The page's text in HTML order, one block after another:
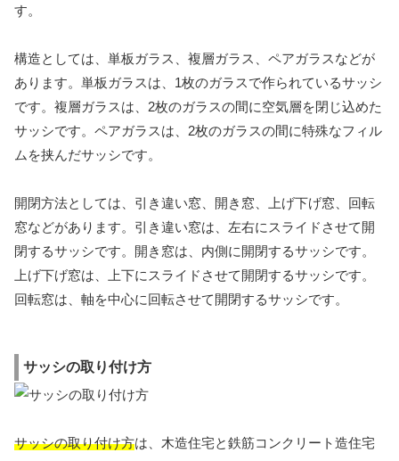
す。
構造としては、単板ガラス、複層ガラス、ペアガラスなどが
あります。単板ガラスは、1枚のガラスで作られているサッシ
です。複層ガラスは、2枚のガラスの間に空気層を閉じ込めた
サッシです。ペアガラスは、2枚のガラスの間に特殊なフィル
ムを挟んだサッシです。
開閉方法としては、引き違い窓、開き窓、上げ下げ窓、回転
窓などがあります。引き違い窓は、左右にスライドさせて開
閉するサッシです。開き窓は、内側に開閉するサッシです。
上げ下げ窓は、上下にスライドさせて開閉するサッシです。
回転窓は、軸を中心に回転させて開閉するサッシです。
サッシの取り付け方
サッシの取り付け方は、木造住宅と鉄筋コンクリート造住宅